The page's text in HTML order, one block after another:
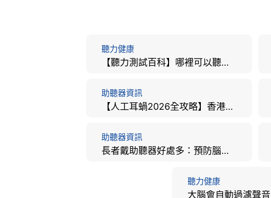
聽力健康
【聽力測試百科】哪裡可以聽力檢查？費用、標準、流程、在家聽力檢測與iPhone測試全攻略
助聽器資訊
【人工耳蝸2026全攻略】香港手術費用、原理與副作用評估！
助聽器資訊
長者戴助聽器好處多：預防腦退化、9大誤區破解及家屬陪伴全手冊
聽力健康